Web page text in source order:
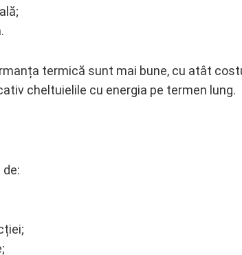
termică sunt mai bune, cu atât
cheltuielile cu energia pe termen lung.